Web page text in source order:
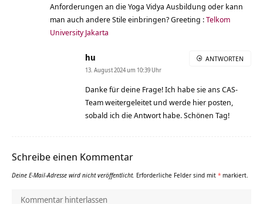
Anforderungen an die Yoga Vidya Ausbildung oder kann
man auch andere Stile einbringen? Greeting :Telkom
University Jakarta
hu
13. August 2024 um 10:39 Uhr
Danke für deine Frage! Ich habe sie ans CAS-
Team weitergeleitet und werde hier posten,
sobald ich die Antwort habe. Schönen Tag!
ANTWORTEN
Schreibe einen Kommentar
Deine E-Mail-Adresse wird nicht veröffentlicht. Erforderliche Felder sind mit * markiert.